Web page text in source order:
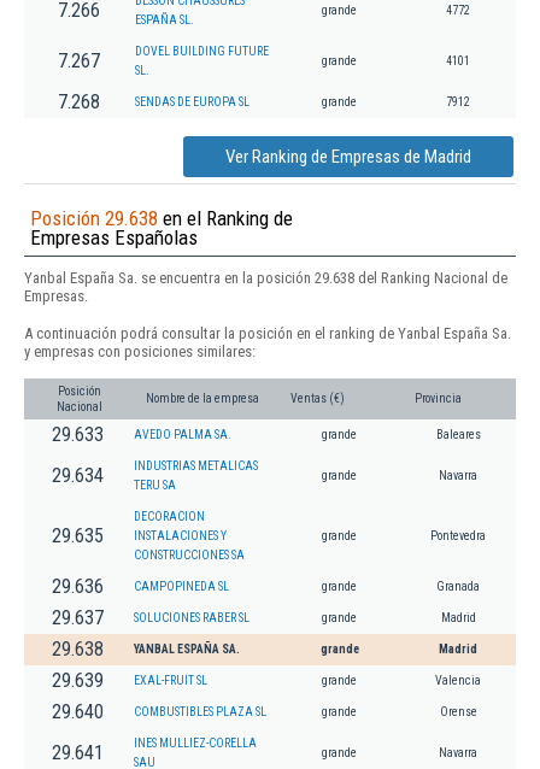
7.266
ESPAÑA SL.
grande 4772
7.267
DOVEL BUILDING FUTURE
SL.
grande 4101
7.268 SENDAS DE EUROPA SL grande 7912
Ver Ranking de Empresas de Madrid
Posición 29.638 en el Ranking de
Empresas Españolas
Yanbal España Sa. se encuentra en la posición 29.638 del Ranking Nacional de
Empresas.
A continuación podrá consultar la posición en el ranking de Yanbal España Sa.
y empresas con posiciones similares:
Posición
Nacional
Nombre de la empresa Ventas (€) Provincia
29.633 AVEDO PALMA SA. grande Baleares
29.634
INDUSTRIAS METALICAS
TERU SA
grande Navarra
29.635
DECORACION
INSTALACIONES Y
CONSTRUCCIONES SA
grande Pontevedra
29.636 CAMPOPINEDA SL grande Granada
29.637 SOLUCIONES RABER SL grande Madrid
29.638 YANBAL ESPAÑA SA. grande Madrid
29.639 EXAL-FRUIT SL grande Valencia
29.640 COMBUSTIBLES PLAZA SL grande Orense
29.641
INES MULLIEZ-CORELLA
SAU
grande Navarra